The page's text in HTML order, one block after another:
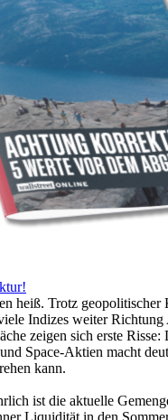
heiß. Trotz geopolitischer
Indizes weiter
zeigen sich erste
Space-Aktien macht
kann.
ist die aktuelle
Liquidität in den